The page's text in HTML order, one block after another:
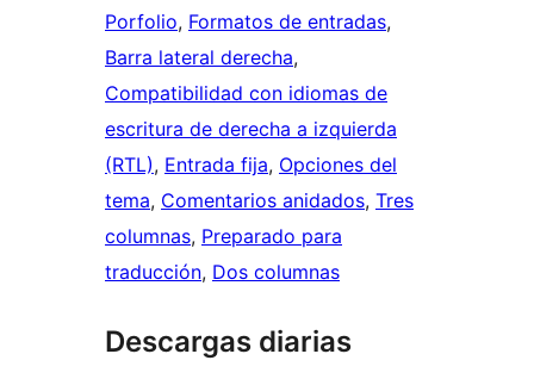
Porfolio, Formatos de entradas
Barra lateral derecha
Compatibilidad con idiomas de
escritura de derecha a izquierda
(RTL), Entrada fija, Opciones del
tema, Comentarios anidados, Tres
columnas, Preparado para
traducción, Dos columnas
Descargas diarias